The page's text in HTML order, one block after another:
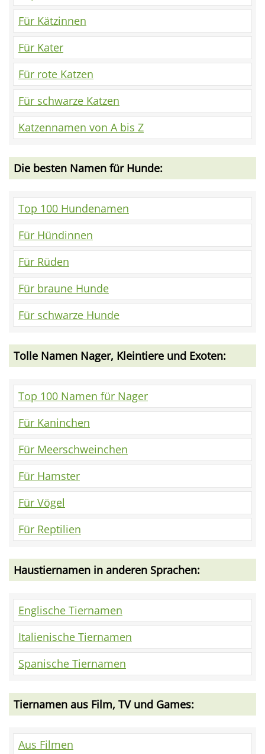
Für Kätzinnen
Für Kater
Für rote Katzen
Für schwarze Katzen
Katzennamen von A bis Z
Die besten Namen für Hunde:
Top 100 Hundenamen
Für Hündinnen
Für Rüden
Für braune Hunde
Für schwarze Hunde
Tolle Namen Nager, Kleintiere und Exoten:
Top 100 Namen für Nager
Für Kaninchen
Für Meerschweinchen
Für Hamster
Für Vögel
Für Reptilien
Haustiernamen in anderen Sprachen:
Englische Tiernamen
Italienische Tiernamen
Spanische Tiernamen
Tiernamen aus Film, TV und Games:
Aus Filmen